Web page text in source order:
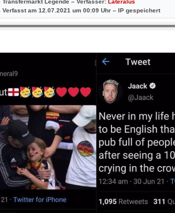
Transfermarkt Legende – Verfasser: Lateralus
Verfasst am 12.07.2021 um 00:09 Uhr – IP gespeichert